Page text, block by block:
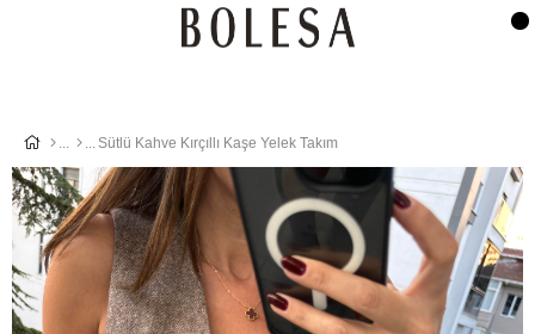
Sütlü Kahve Kırçıllı Kaşe Yelek Takım